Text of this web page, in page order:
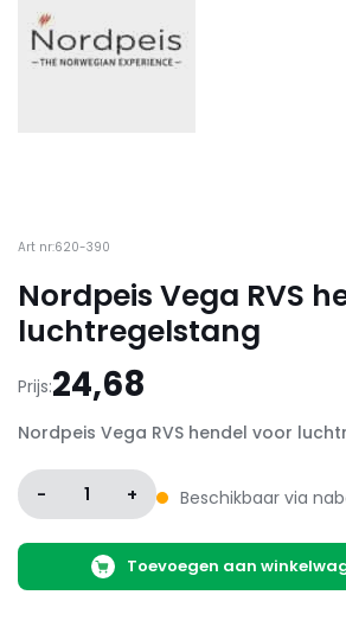
Art nr:620-390
Nordpeis Vega RVS
luchtregelstang
Prijs:24,68
Nordpeis Vega RVS hendel voor
- 1 + Beschikbaar via
Toevoegen aan